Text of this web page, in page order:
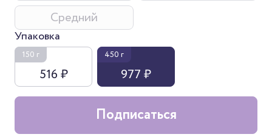
Средний
Упаковка
150 г
516 ₽
450 г
977 ₽
Подписаться